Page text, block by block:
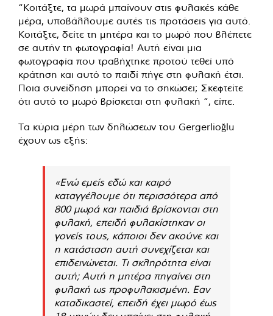
“Κοιτάξτε, τα μωρά μπαίνουν στις φυλακές κάθε
μέρα, υποβάλλουμε αυτές τις προτάσεις για αυτό.
Κοιτάξτε, δείτε τη μητέρα και το μωρό που βλέπετε
σε αυτήν τη φωτογραφία! Αυτή είναι μια
φωτογραφία που τραβήχτηκε προτού τεθεί υπό
κράτηση και αυτό το παιδί πήγε στη φυλακή έτσι.
Ποια συνείδηση ​​μπορεί να το σηκώσει; Σκεφτείτε
ότι αυτό το μωρό βρίσκεται στη φυλακή “, είπε.
Τα κύρια μέρη των δηλώσεων του Gergerlioğlu
έχουν ως εξής:
«Ενώ εμείς εδώ και καιρό
καταγγέλουμε ότι περισσότερα από
800 μωρά και παιδιά βρίσκονται στη
φυλακή, επειδή φυλακίστηκαν οι
γονείς τους, κάποιοι δεν ακούνε και
η κατάσταση αυτή συνεχίζεται και
επιδεινώνεται. Τι σκληρότητα είναι
αυτή; Αυτή η μητέρα πηγαίνει στη
φυλακή ως προφυλακισμένη. Εαν
καταδικαστεί, επειδή έχει μωρό έως